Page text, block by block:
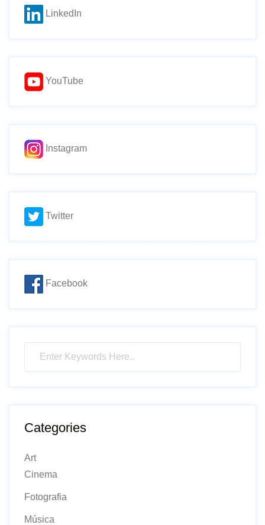
LinkedIn
YouTube
Instagram
Twitter
Facebook
Categories
Art
Cinema
Fotografia
Música